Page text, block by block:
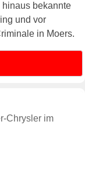
bekannte
und vor
in Moers.
Chrysler im